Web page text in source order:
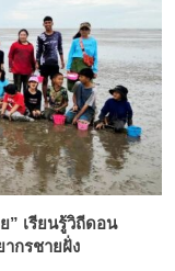
” เรียนรู้วิถีดอน
กรชายฝั่ง